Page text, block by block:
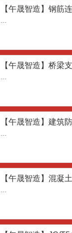
【午晟智造】钢筋
...
【午晟智造】桥梁
...
【午晟智造】建筑
...
【午晟智造】混凝
...
...